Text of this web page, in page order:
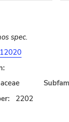
spec.
2202